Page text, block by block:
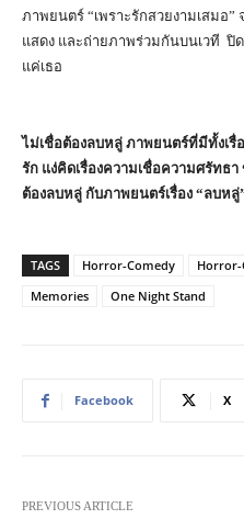
ภาพยนตร์ “เพราะรักสวยงามเสม
แสดง และถ่ายภาพร่วมกันบนเวที ปิ
แค่เธอ
ไม่เชื่อต้องลบหลู่ ภาพยนตร์ที่มีทั้งเ
รัก แง่คิดเรื่องความเชื่อความศรัท
ต้องลบหลู่ กับภาพยนตร์เรื่อง “ลบห
TAGS Horror-Comedy Horror-
Memories
One Night Stand
Facebook X
PREVIOUS ARTICLE